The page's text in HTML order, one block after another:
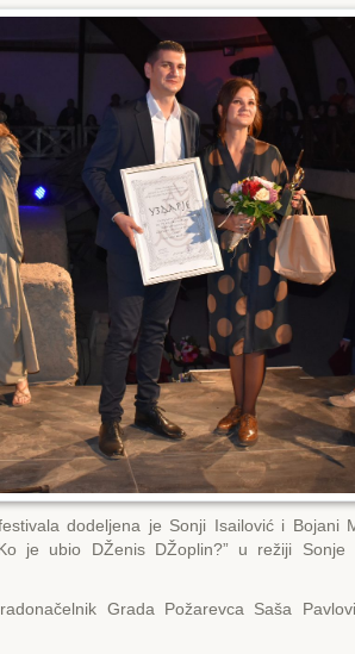
dodeljena je Sonji Isailović i Bojani
je ubio DŽenis DŽoplin?” u režiji Sonje
Grada Požarevca Saša